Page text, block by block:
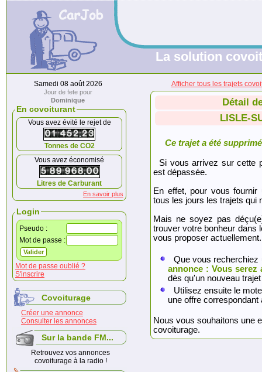
La solution
Samedi 08 août 2026
Jour de fete pour
Dominique
En covoiturant
Vous avez évité le rejet de
Tonnes de CO2
Vous avez économisé
Litres de Carburant
En savoir plus
Login
Pseudo :
Mot de passe :
Mot de passe oublié ?
S'inscrire
Covoiturage
Créer une annonce
Consulter les annonces
Sur la bande FM...
Retrouvez vos annonces
covoiturage à la radio !
Afficher tous les trajets
Détail
LISLE-
Ce trajet a été
Si vous arrivez sur cette
est dépassée.
En effet, pour vous fournir
tous les jours les trajets qui
Mais ne soyez pas
trouver votre bonheur dans
vous proposer actuellement.
Que vous
annonce : Vous serez
dès qu'un nouveau
Utilisez ensuite le
une offre
Nous vous souhaitons une
covoiturage.